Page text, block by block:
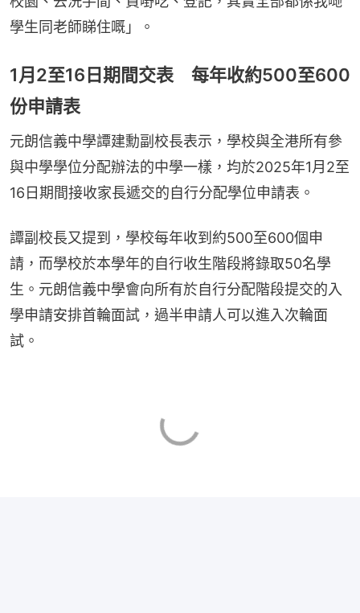
學生同老師睇住嘅」。
1月2至16日期間交表 每年收約500至600
份申請表
元朗信義中學譚建勳副校長表示，學校與全港所有參
與中學學位分配辦法的中學一樣，均於2025年1月2至
16日期間接收家長遞交的自行分配學位申請表。
譚副校長又提到，學校每年收到約500至600個申
請，而學校於本學年的自行收生階段將錄取50名學
生。元朗信義中學會向所有於自行分配階段提交的入
學申請安排首輪面試，過半申請人可以進入次輪面
試。